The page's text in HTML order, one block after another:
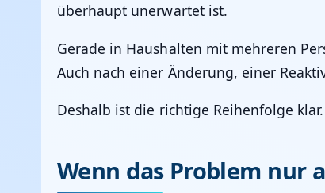
überhaupt unerwartet ist.
Gerade in Haushalten mit mehreren
Auch nach einer Änderung, einer
Deshalb ist die richtige Reihenfolge
Wenn das Problem nur